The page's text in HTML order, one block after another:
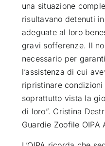
una situazione
risultavano detenuti
adeguate al loro
gravi sofferenze. Il
necessario per
l’assistenza di cui
ripristinare
soprattutto vista la
di loro”. Cristina
Guardie Zoofile OIPA